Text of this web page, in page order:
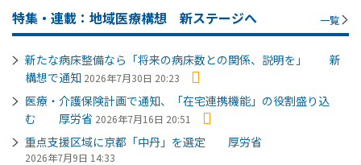
特集・連載：地域医療構想 新ステージへ 一覧
新たな病床整備なら「将来の病床数との関係、説明を」 新
構想で通知 2026年7月30日 20:23
医療・介護保険計画で通知、「在宅連携機能」の役割盛り込
む 厚労省 2026年7月16日 20:51
重点支援区域に京都「中丹」を選定 厚労省
2026年7月9日 14:33